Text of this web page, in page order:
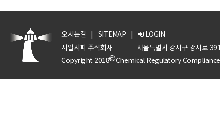
오시는길 | SITEMAP |
LOGIN
시알시피 주식회사
서울특별시 강서구 강서로
Copyright 2018
Chemical Regulatory